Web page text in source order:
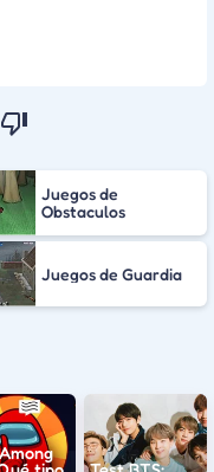
Juegos de
Obstaculos
Juegos de Guardia